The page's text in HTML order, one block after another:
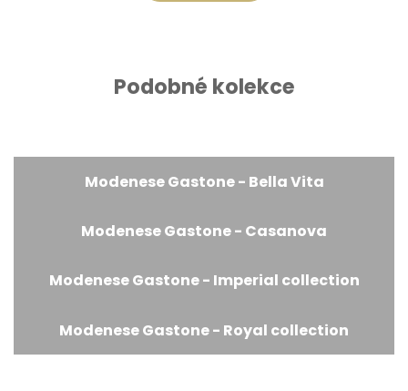
Podobné kolekce
Modenese Gastone - Bella Vita
Modenese Gastone - Casanova
Modenese Gastone - Imperial collection
Modenese Gastone - Royal collection